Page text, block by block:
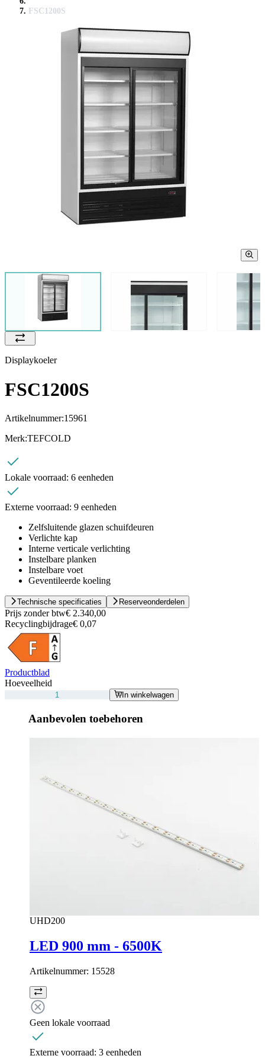
FSC1200S
Displaykoeler
FSC1200S
Artikelnummer:15961
Merk:TEFCOLD
Lokale voorraad: 6 eenheden
Externe voorraad: 9 eenheden
Zelfsluitende glazen schuifdeuren
Verlichte kap
Interne verticale verlichting
Instelbare planken
Instelbare voet
Geventileerde koeling
Technische specificaties Reserveonderdelen
Prijs zonder btw€ 2.340,00
Recyclingbijdrage€ 0,07
Productblad
Hoeveelheid
In winkelwagen
Aanbevolen toebehoren
UHD200
LED 900 mm - 6500K
Artikelnummer: 15528
Geen lokale voorraad
Externe voorraad: 3 eenheden